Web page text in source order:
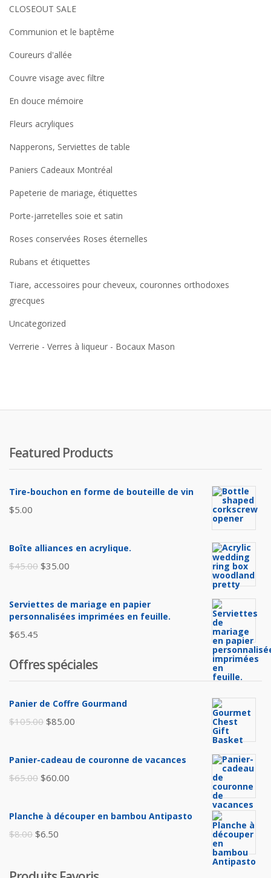
CLOSEOUT SALE
Communion et le baptême
Coureurs d'allée
Couvre visage avec filtre
En douce mémoire
Fleurs acryliques
Napperons, Serviettes de table
Paniers Cadeaux Montréal
Papeterie de mariage, étiquettes
Porte-jarretelles soie et satin
Roses conservées Roses éternelles
Rubans et étiquettes
Tiare, accessoires pour cheveux, couronnes orthodoxes
grecques
Uncategorized
Verrerie - Verres à liqueur - Bocaux Mason
Featured Products
Tire-bouchon en forme de bouteille de vin
$5.00
Boîte alliances en acrylique.
$45.00 Le
initial
était :
$35.00
actuel
est :
Serviettes de mariage en papier
personnalisées imprimées en feuille.
$65.45
Offres spéciales
Panier de Coffre Gourmand
$105.00 Le
initial
$85.00
actuel
Panier-cadeau de couronne de vacances
$65.00 Le
initial
$60.00
Planche à découper en bambou Antipasto
$8.00 Le
$6.50